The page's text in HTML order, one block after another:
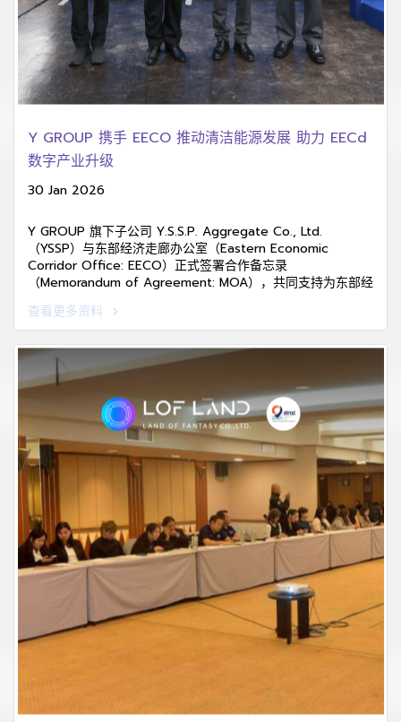
Y GROUP 携手 EECO 推动清洁能源发展 助力 EECd
数字产业升级
30 Jan 2026
Y GROUP 旗下子公司 Y.S.S.P. Aggregate Co., Ltd.
（YSSP）与东部经济走廊办公室（Eastern Economic
Corridor Office: EECO）正式签署合作备忘录
（Memorandum of Agreement: MOA），共同支持为东部经
济走廊数字产业与创新区（EECd）提供清洁能源电力供应。该
项目是推动泰国新经济发展的重要战略机制之一。
查看更多资料